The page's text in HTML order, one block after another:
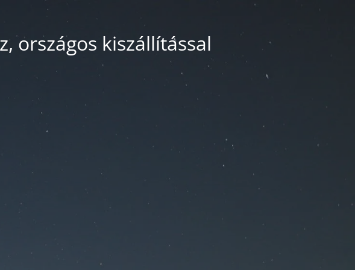
országos kiszállítással